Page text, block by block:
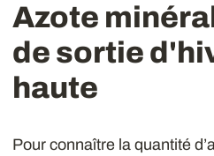
Azote
de sortie
haute
Pour connaître la quantité